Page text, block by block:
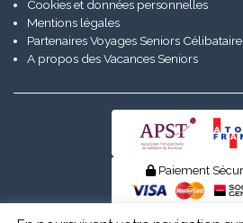
Cookies et données personnelles
Mentions légales
Partenaires Voyages Seniors
A propos des Vacances Seniors
Paiement
© Senior Evad